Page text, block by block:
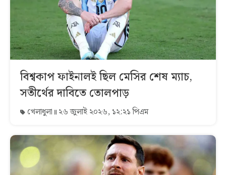
বিশ্বকাপ ফাইনালই ছিল মেসির শেষ ম্যাচ,
সতীর্থের দাবিতে তোলপাড়
খেলাধুলা ২৬ জুলাই ২০২৬, ১২:২১ পিএম